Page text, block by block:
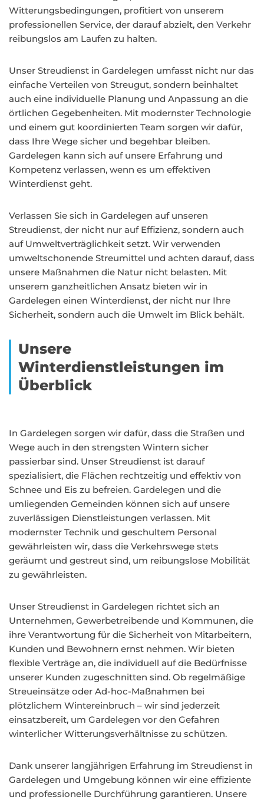
Witterungsbedingungen, profitiert von unserem
professionellen Service, der darauf abzielt, den Verkehr
reibungslos am Laufen zu halten.
Unser Streudienst in Gardelegen umfasst nicht nur das
einfache Verteilen von Streugut, sondern beinhaltet
auch eine individuelle Planung und Anpassung an die
örtlichen Gegebenheiten. Mit modernster Technologie
und einem gut koordinierten Team sorgen wir dafür,
dass Ihre Wege sicher und begehbar bleiben.
Gardelegen kann sich auf unsere Erfahrung und
Kompetenz verlassen, wenn es um effektiven
Winterdienst geht.
Verlassen Sie sich in Gardelegen auf unseren
Streudienst, der nicht nur auf Effizienz, sondern auch
auf Umweltverträglichkeit setzt. Wir verwenden
umweltschonende Streumittel und achten darauf, dass
unsere Maßnahmen die Natur nicht belasten. Mit
unserem ganzheitlichen Ansatz bieten wir in
Gardelegen einen Winterdienst, der nicht nur Ihre
Sicherheit, sondern auch die Umwelt im Blick behält.
Unsere
Winterdienstleistungen im
Überblick
In Gardelegen sorgen wir dafür, dass die Straßen und
Wege auch in den strengsten Wintern sicher
passierbar sind. Unser Streudienst ist darauf
spezialisiert, die Flächen rechtzeitig und effektiv von
Schnee und Eis zu befreien. Gardelegen und die
umliegenden Gemeinden können sich auf unsere
zuverlässigen Dienstleistungen verlassen. Mit
modernster Technik und geschultem Personal
gewährleisten wir, dass die Verkehrswege stets
geräumt und gestreut sind, um reibungslose Mobilität
zu gewährleisten.
Unser Streudienst in Gardelegen richtet sich an
Unternehmen, Gewerbetreibende und Kommunen, die
ihre Verantwortung für die Sicherheit von Mitarbeitern,
Kunden und Bewohnern ernst nehmen. Wir bieten
flexible Verträge an, die individuell auf die Bedürfnisse
unserer Kunden zugeschnitten sind. Ob regelmäßige
Streueinsätze oder Ad-hoc-Maßnahmen bei
plötzlichem Wintereinbruch – wir sind jederzeit
einsatzbereit, um Gardelegen vor den Gefahren
winterlicher Witterungsverhältnisse zu schützen.
Dank unserer langjährigen Erfahrung im Streudienst in
Gardelegen und Umgebung können wir eine effiziente
und professionelle Durchführung garantieren. Unsere